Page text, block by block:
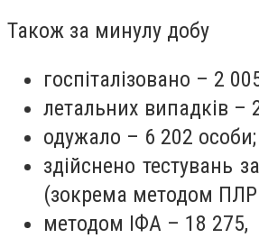
Також за минулу добу
госпіталізовано – 2
летальних випадків –
одужало – 6 202 особи;
здійснено тестувань
(зокрема методом
методом ІФА – 18 275,